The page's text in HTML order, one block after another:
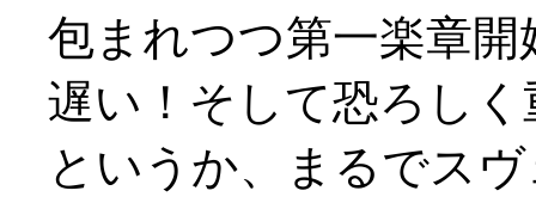
包まれつつ第一楽章開
遅い！そして恐ろしく
というか、まるでス